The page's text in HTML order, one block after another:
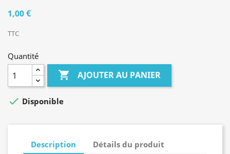
1,00 €
TTC
Quantité
 AJOUTER AU PANIER
 Disponible
Description Détails du produit